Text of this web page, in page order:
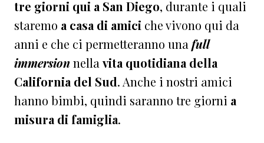
tre giorni qui a San Diego, durante i quali
staremo a casa di amici che vivono qui da
anni e che ci permetteranno una full
immersionnella vita quotidiana della
California del Sud. Anche i nostri amici
hanno bimbi, quindi saranno tre giorni a
misura di famiglia.